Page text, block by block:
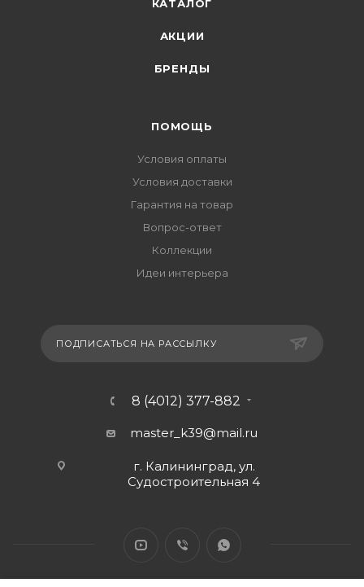
КАТАЛОГ
АКЦИИ
БРЕНДЫ
ПОМОЩЬ
Условия оплаты
Условия доставки
Гарантия на товар
Вопрос-ответ
Коллекции
Идеи интерьера
ПОДПИСАТЬСЯ НА РАССЫЛКУ
8 (4012) 377-882
master_k39@mail.ru
г. Калининград, ул.
Судостроительная 4